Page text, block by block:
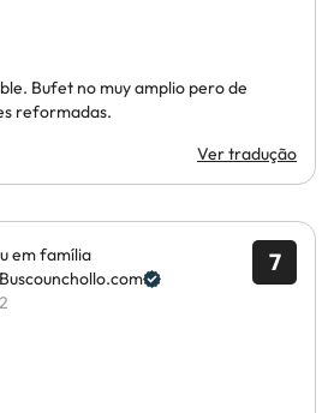
Bufet no muy amplio pero de
reformadas.
Ver tradução
7
em família